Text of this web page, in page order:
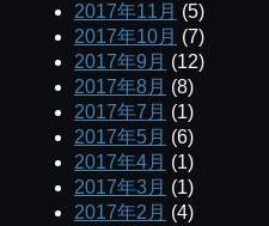
2017年11月 (5)
2017年10月 (7)
2017年9月 (12)
2017年8月 (8)
2017年7月 (1)
2017年5月 (6)
2017年4月 (1)
2017年3月 (1)
2017年2月 (4)